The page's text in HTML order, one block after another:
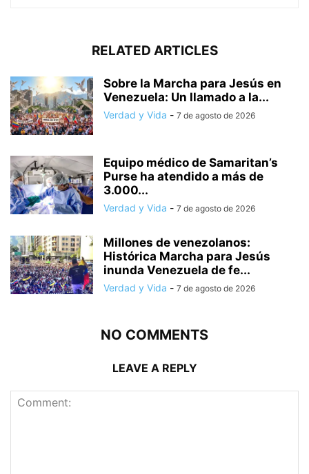
RELATED ARTICLES
Sobre la Marcha para Jesús en
Venezuela: Un llamado a la...
Verdad y Vida - 7 de agosto de 2026
Equipo médico de Samaritan’s
Purse ha atendido a más de
3.000...
Verdad y Vida - 7 de agosto de 2026
Millones de venezolanos:
Histórica Marcha para Jesús
inunda Venezuela de fe...
Verdad y Vida - 7 de agosto de 2026
NO COMMENTS
LEAVE A REPLY